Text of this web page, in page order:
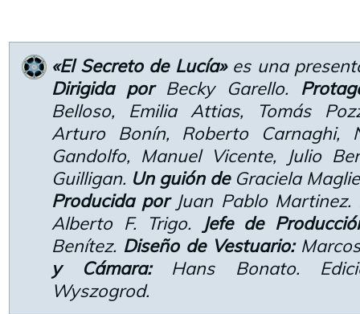
«El Secreto de Lucía»es una
Dirigida porBecky Garello.
Belloso, Emilia Attias, Tomás
Arturo Bonín, Roberto Carnaghi,
Gandolfo, Manuel Vicente, Julio
Guilligan. Un guión deGraciela
Producida porJuan Pablo Martinez.
Alberto F. Trigo.
Jefe de
Benítez. Diseño de Vestuario:
y Cámara:Hans Bonato.
Wyszogrod.